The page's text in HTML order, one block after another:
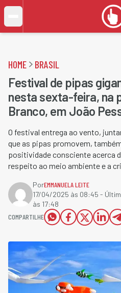
HOME BRASIL
Festival de pipas
nesta sexta-feira, na
Branco, em João
O festival entrega ao vento,
que as pipas promovem,
positividade consciente acerca
respeito ao meio ambiente e a
PorEMMANUELA LEITE
17/04/2025 às 08:45 -
às 17:48
COMPARTILHE